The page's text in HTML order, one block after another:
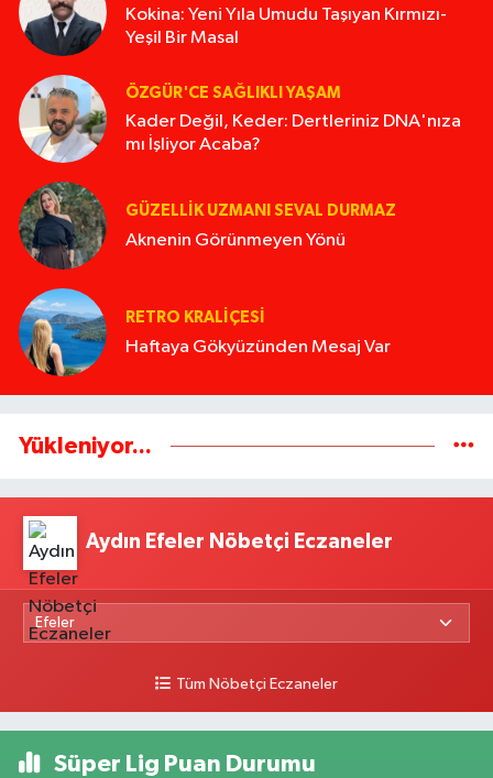
Kokina: Yeni Yıla Umudu Taşıyan Kırmızı-
Yeşil Bir Masal
ÖZGÜR'CE SAĞLIKLI YAŞAM
Kader Değil, Keder: Dertleriniz DNA'nıza
mı İşliyor Acaba?
GÜZELLIK UZMANI SEVAL DURMAZ
Aknenin Görünmeyen Yönü
RETRO KRALIÇESI
Haftaya Gökyüzünden Mesaj Var
Yükleniyor...
Aydın Efeler Nöbetçi Eczaneler
Tüm Nöbetçi Eczaneler
Süper Lig Puan Durumu